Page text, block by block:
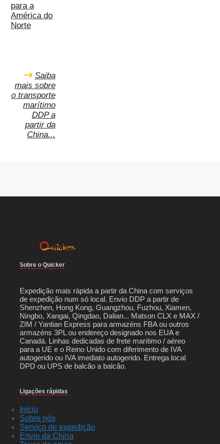
para a
América do
Norte
Saiba
mais sobre
o transporte
marítimo
DDP a
partir da
China...
Sobre o Quicker
Expedição mais rápida a partir da China com serviços
de expedição num só local. Envio DDP a partir de
Shenzhen, Hong Kong, Guangzhou, Fuzhou, Xiamen,
Ningbo, Xangai, Qingdao, Dalian... Matson CLX e MAX /
ZIM / Yantian Express para armazéns FBA ou outros
armazéns 3PL ou endereço designado nos EUA e
Canadá. Linhas dedicadas de frete marítimo / aéreo
para a UE e o Reino Unido com diferimento de IVA
autogerido ou IVA imediato autogerido. Entrega local
DPD ou UPS de balcão a balcão.
Ligações rápidas
Início
Sobre nós
Serviço de expedição
Envio da China